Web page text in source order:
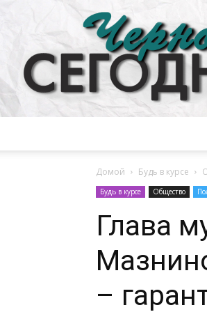
Домой Будь в курсе
Будь в курсе Общество
Глава
–